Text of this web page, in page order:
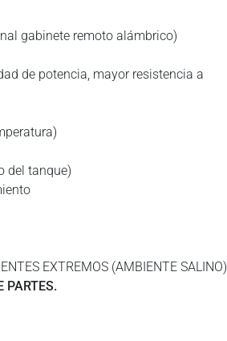
gabinete remoto alámbrico)
de potencia, mayor resistencia a
del tanque)
EXTREMOS (AMBIENTE SALINO)
PARTES.